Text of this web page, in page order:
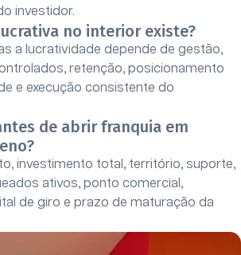
investidor.
no interior existe?
a lucratividade depende de gestão,
retenção, posicionamento
e execução consistente do
de abrir franquia em
investimento total, território, suporte,
ativos, ponto comercial,
de giro e prazo de maturação da